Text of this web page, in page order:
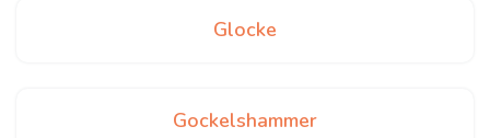
Glocke
Gockelshammer